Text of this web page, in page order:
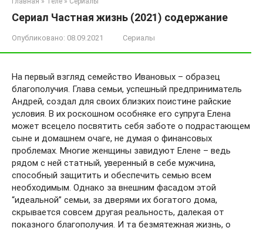
Сериал Частная жизнь (2021) содержание
Опубликовано: 08.09.2021 Сериалы
На первый взгляд семейство Ивановых – образец
благополучия. Глава семьи, успешный предприниматель
Андрей, создал для своих близких поистине райские
условия. В их роскошном особняке его супруга Елена
может всецело посвятить себя заботе о подрастающем
сыне и домашнем очаге, не думая о финансовых
проблемах. Многие женщины завидуют Елене – ведь
рядом с ней статный, уверенный в себе мужчина,
способный защитить и обеспечить семью всем
необходимым. Однако за внешним фасадом этой
“идеальной” семьи, за дверями их богатого дома,
скрывается совсем другая реальность, далекая от
показного благополучия. И та безмятежная жизнь, о